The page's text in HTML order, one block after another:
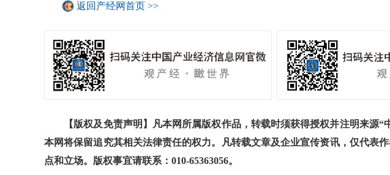
返回产经网首页 >>
【版权及免责声明】凡本网所属版权作品，转载时须获得授权并注明来源“
本网将保留追究其相关法律责任的权力。凡转载文章及企业宣传资讯，仅代表
点和立场。版权事宜请联系：010-65363056。